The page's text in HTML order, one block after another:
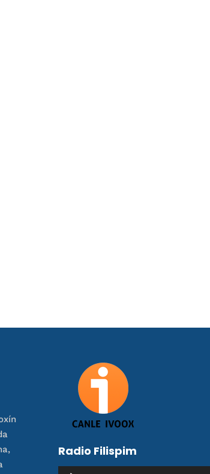
Radio Filispim